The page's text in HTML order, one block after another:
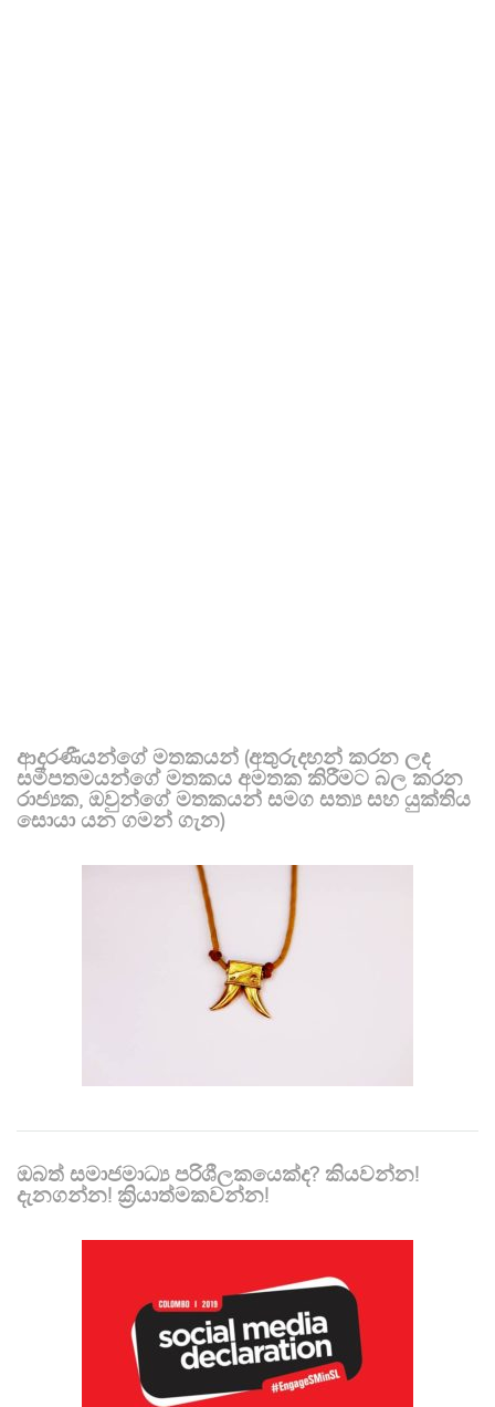
ආදරණීයන්ගේ මතකයන් (අතුරුදහන් කරන ලද
සමීපතමයන්ගේ මතකය අමතක කිරීමට බල කරන
රාජ්‍යක, ඔවුන්ගේ මතකයන් සමග සත්‍ය සහ යුක්තිය
සොයා යන ගමන් ගැන)
ඔබත් සමාජමාධ්‍ය පරිශීලකයෙක්ද? කියවන්න!
දැනගන්න! ක්‍රියාත්මකවන්න!